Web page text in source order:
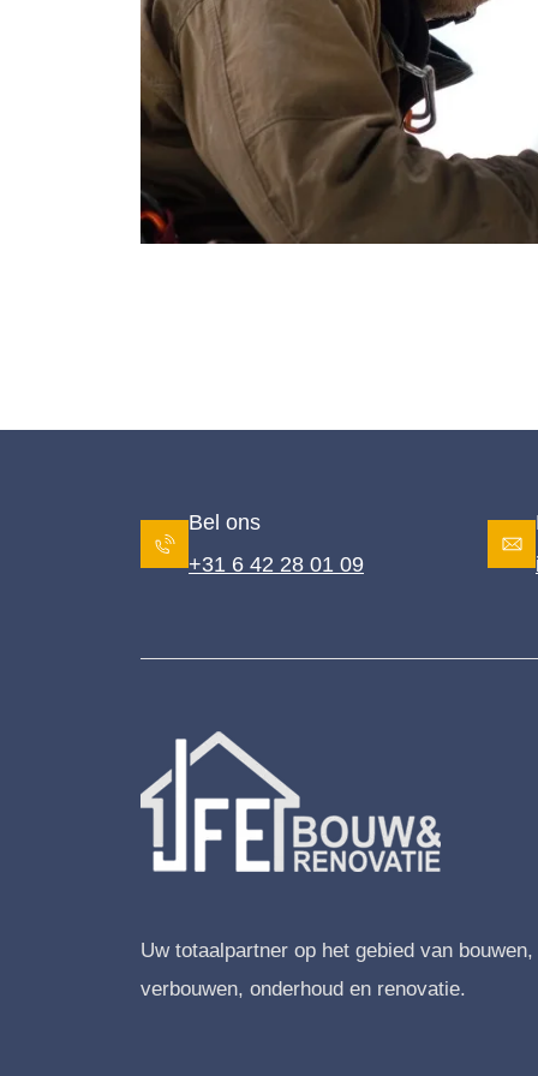
Bel ons
+31 6 42 28 01 09
Uw totaalpartner op het gebied van bouwen,
verbouwen, onderhoud en renovatie.